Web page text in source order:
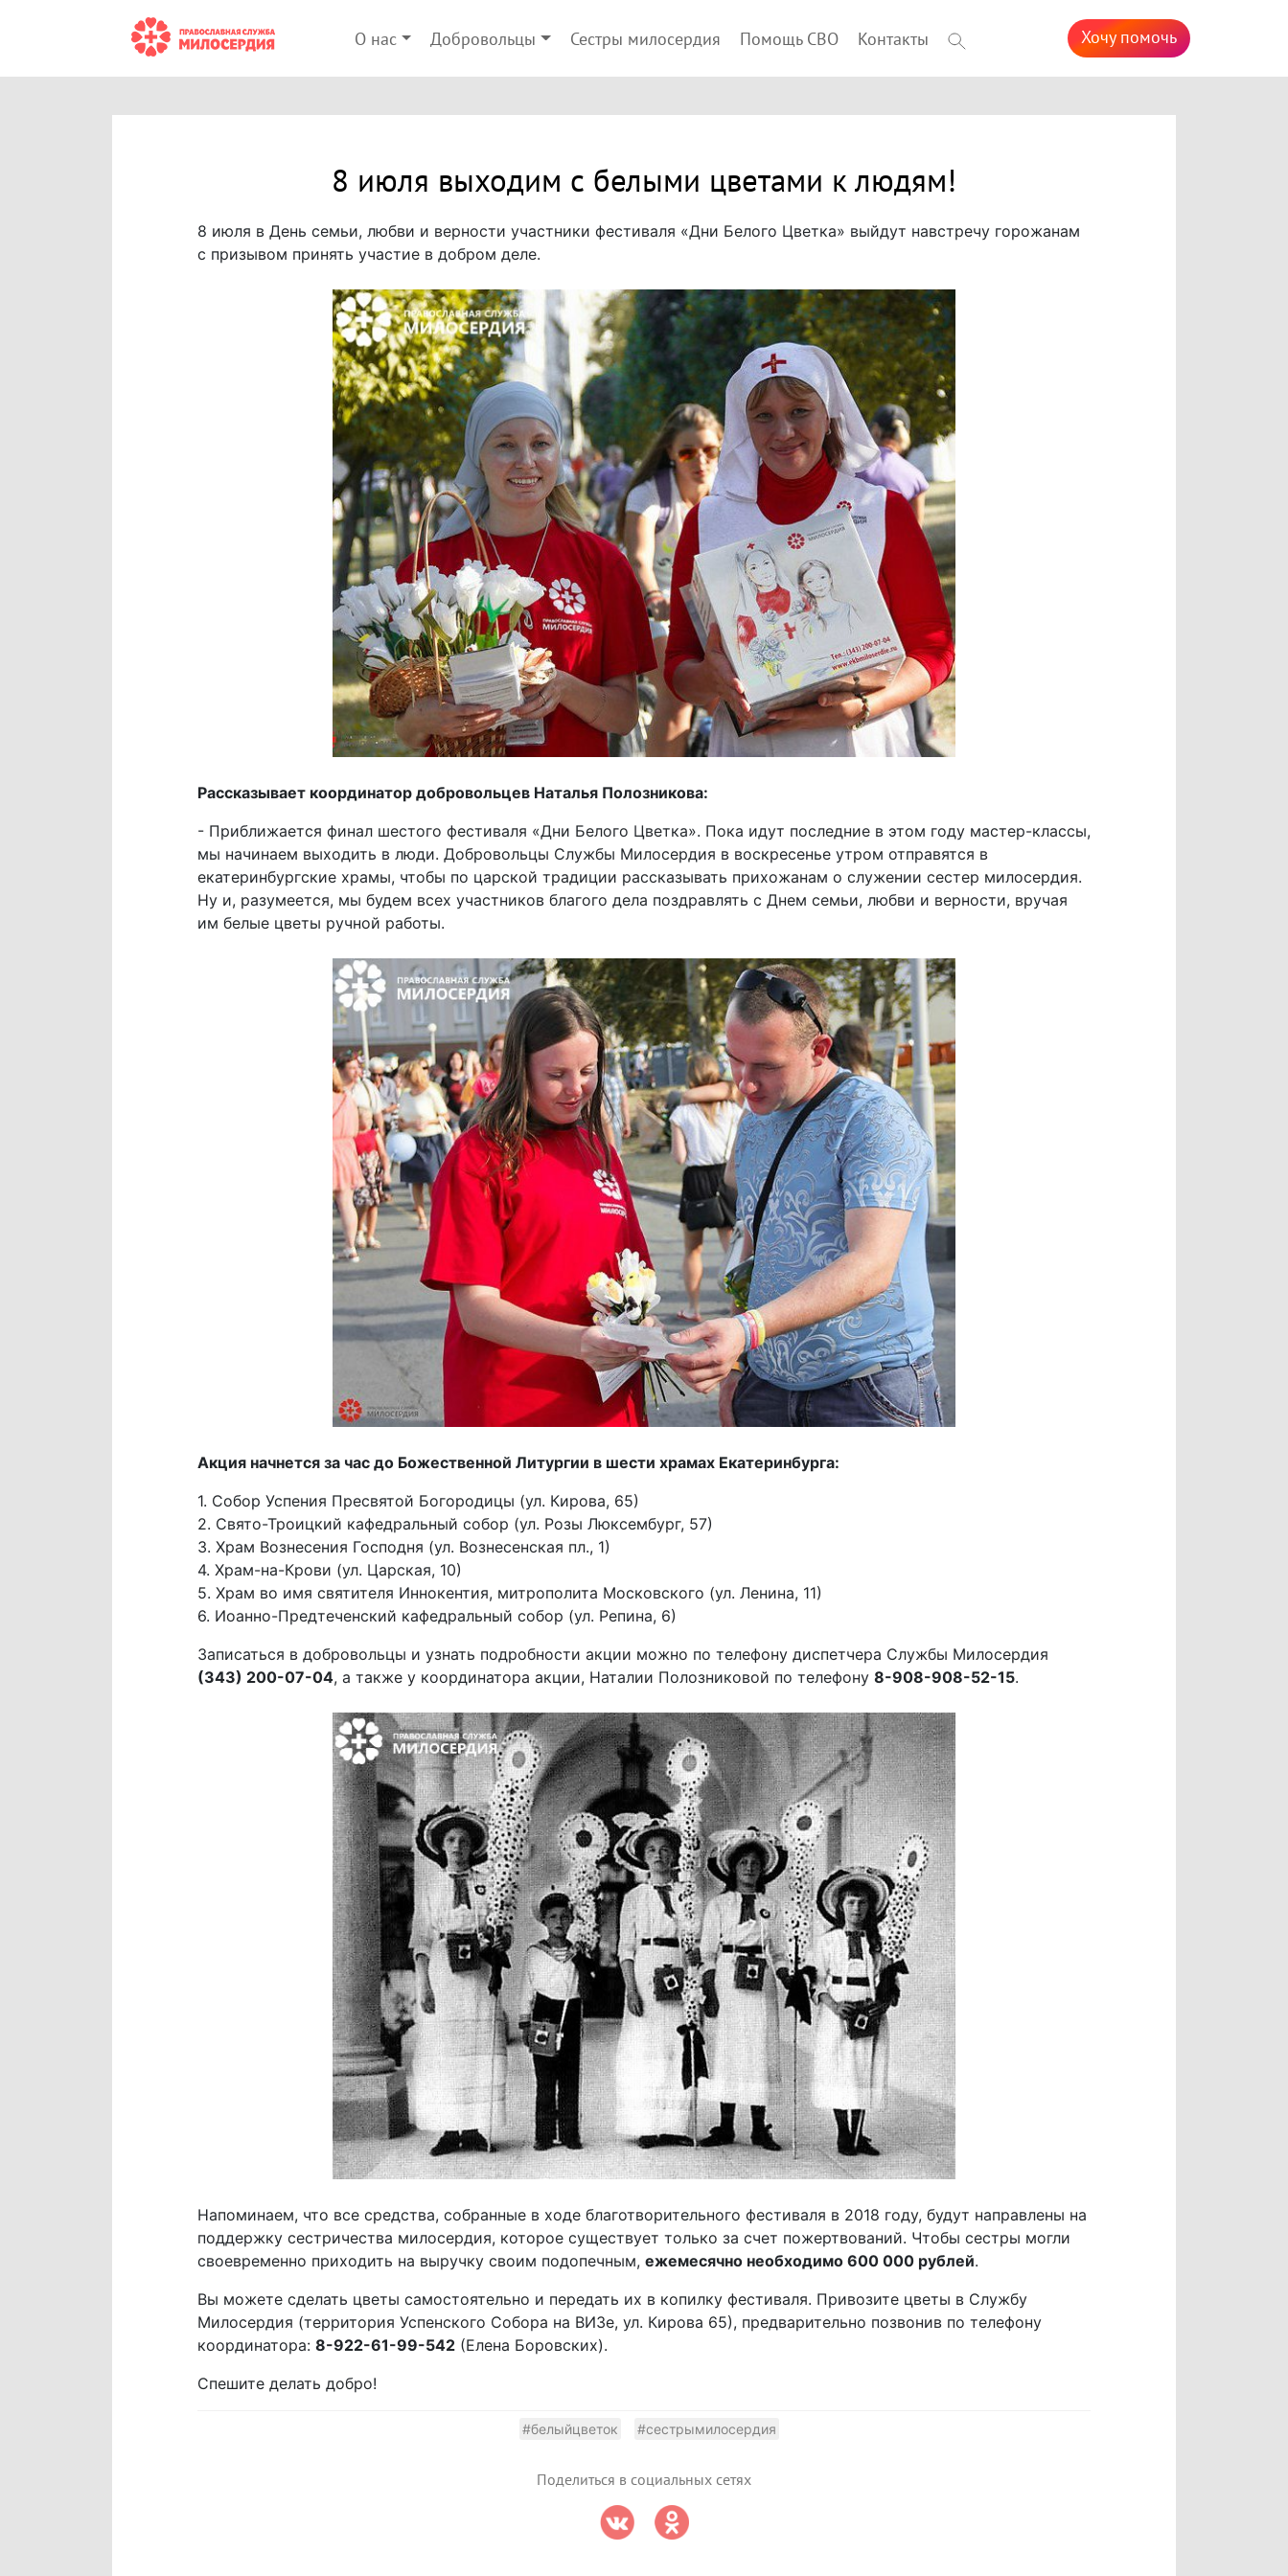
О нас Добровольцы Сестры милосердия Помощь СВО Контакты Хочу помочь
8 июля выходим с белыми цветами к людям!
8 июля в День семьи, любви и верности участники фестиваля «Дни Белого Цветка» выйдут навстречу горожанам
с призывом принять участие в добром деле.
Рассказывает координатор добровольцев Наталья Полозникова:
- Приближается финал шестого фестиваля «Дни Белого Цветка». Пока идут последние в этом году мастер-классы,
мы начинаем выходить в люди. Добровольцы Службы Милосердия в воскресенье утром отправятся в
екатеринбургские храмы, чтобы по царской традиции рассказывать прихожанам о служении сестер милосердия.
Ну и, разумеется, мы будем всех участников благого дела поздравлять с Днем семьи, любви и верности, вручая
им белые цветы ручной работы.
Акция начнется за час до Божественной Литургии в шести храмах Екатеринбурга:
1. Собор Успения Пресвятой Богородицы (ул. Кирова, 65)
2. Свято-Троицкий кафедральный собор (ул. Розы Люксембург, 57)
3. Храм Вознесения Господня (ул. Вознесенская пл., 1)
4. Храм-на-Крови (ул. Царская, 10)
5. Храм во имя святителя Иннокентия, митрополита Московского (ул. Ленина, 11)
6. Иоанно-Предтеченский кафедральный собор (ул. Репина, 6)
Записаться в добровольцы и узнать подробности акции можно по телефону диспетчера Службы Милосердия
(343) 200-07-04, а также у координатора акции, Наталии Полозниковой по телефону 8-908-908-52-15.
Напоминаем, что все средства, собранные в ходе благотворительного фестиваля в 2018 году, будут направлены на
поддержку сестричества милосердия, которое существует только за счет пожертвований. Чтобы сестры могли
своевременно приходить на выручку своим подопечным, ежемесячно необходимо 600 000 рублей.
Вы можете сделать цветы самостоятельно и передать их в копилку фестиваля. Привозите цветы в Службу
Милосердия (территория Успенского Собора на ВИЗе, ул. Кирова 65), предварительно позвонив по телефону
координатора: 8-922-61-99-542(Елена Боровских).
Спешите делать добро!
#белыйцветок #сестрымилосердия
Поделиться в социальных сетях